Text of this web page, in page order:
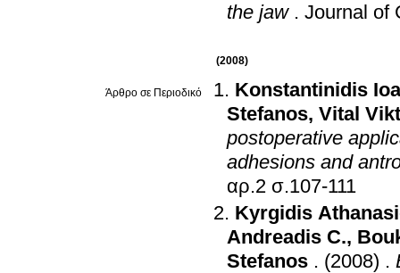
the jaw . Journal of
(2008)
Άρθρο σε Περιοδικό
Konstantinidis
Stefanos, Vital
postoperative
adhesions and
αρ.2 σ.107-111
Kyrgidis
Andreadis C.,
Stefanos . (2008) .